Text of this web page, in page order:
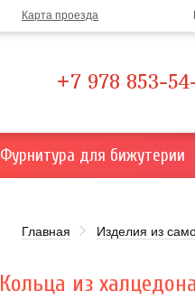
Карта проезда
+7 978 853-
Фурнитура для бижутерии
Главная Изделия из
Кольца из халцедона